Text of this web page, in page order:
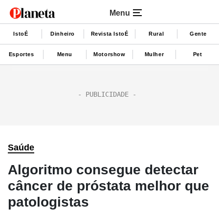
Menu
IstoÉ Dinheiro Revista IstoÉ Rural Gente
Esportes Menu Motorshow Mulher Pet
Saúde
Algoritmo consegue detectar
câncer de próstata melhor que
patologistas